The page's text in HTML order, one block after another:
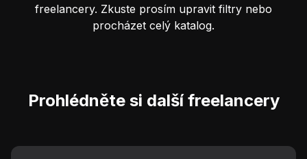
freelancery. Zkuste prosím upravit filtry nebo
procházet celý katalog.
Prohlédněte si další freelancery